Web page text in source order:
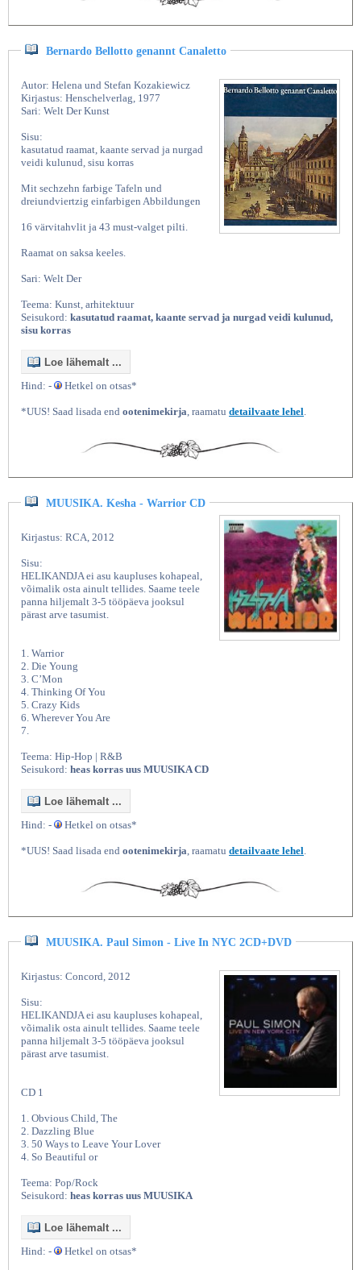
Bernardo Bellotto genannt Canaletto
Autor: Helena und Stefan Kozakiewicz
Kirjastus: Henschelverlag, 1977
Sari: Welt Der Kunst
Sisu:
kasutatud raamat, kaante servad ja nurgad
veidi kulunud, sisu korras
Mit sechzehn farbige Tafeln und
dreiundviertzig einfarbigen Abbildungen
16 värvitahvlit ja 43 must-valget pilti.
Raamat on saksa keeles.
Sari: Welt Der
Teema: Kunst, arhitektuur
Seisukord: kasutatud raamat, kaante servad ja nurgad veidi kulunud,
sisu korras
Loe lähemalt ...
Hind: -
Hetkel on otsas*
*UUS! Saad lisada end ootenimekirja, raamatu detailvaate lehel.
MUUSIKA. Kesha - Warrior CD
Kirjastus: RCA, 2012
Sisu:
HELIKANDJA ei asu kaupluses kohapeal,
võimalik osta ainult tellides. Saame teele
panna hiljemalt 3-5 tööpäeva jooksul
pärast arve tasumist.
1. Warrior
2. Die Young
3. C’Mon
4. Thinking Of You
5. Crazy Kids
6. Wherever You Are
7.
Teema: Hip-Hop | R&B
Seisukord: heas korras uus MUUSIKA CD
Loe lähemalt ...
Hind: -
Hetkel on otsas*
*UUS! Saad lisada end ootenimekirja, raamatu detailvaate lehel.
MUUSIKA. Paul Simon - Live In NYC 2CD+DVD
Kirjastus: Concord, 2012
Sisu:
HELIKANDJA ei asu kaupluses kohapeal,
võimalik osta ainult tellides. Saame teele
panna hiljemalt 3-5 tööpäeva jooksul
pärast arve tasumist.
CD 1
1. Obvious Child, The
2. Dazzling Blue
3. 50 Ways to Leave Your Lover
4. So Beautiful or
Teema: Pop/Rock
Seisukord: heas korras uus MUUSIKA
Loe lähemalt ...
Hind: -
Hetkel on otsas*